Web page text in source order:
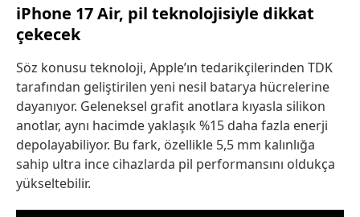
iPhone 17 Air, pil teknolojisiyle dikkat
çekecek
Söz konusu teknoloji, Apple’ın tedarikçilerinden TDK
tarafından geliştirilen yeni nesil batarya hücrelerine
dayanıyor. Geleneksel grafit anotlara kıyasla silikon
anotlar, aynı hacimde yaklaşık %15 daha fazla enerji
depolayabiliyor. Bu fark, özellikle 5,5 mm kalınlığa
sahip ultra ince cihazlarda pil performansını oldukça
yükseltebilir.